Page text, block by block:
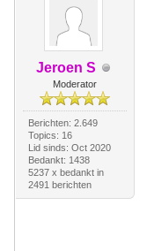
Jeroen S
Moderator
Berichten: 2.649
Topics: 16
Lid sinds: Oct 2020
Bedankt: 1438
5237 x bedankt in
2491 berichten